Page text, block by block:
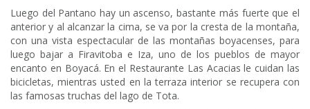
Luego del Pantano hay un ascenso, bastante más fuerte que el
anterior y al alcanzar la cima, se va por la cresta de la montaña,
con una vista espectacular de las montañas boyacenses, para
luego bajar a Firavitoba e Iza, uno de los pueblos de mayor
encanto en Boyacá. En el Restaurante Las Acacias le cuidan las
bicicletas, mientras usted en la terraza interior se recupera con
las famosas truchas del lago de Tota.